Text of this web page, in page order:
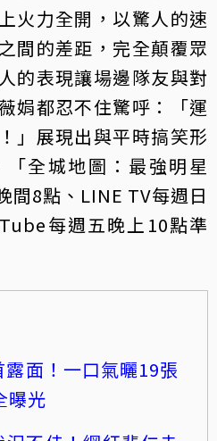
火力全開，以驚人的速
間的差距，完全顛覆眾
的表現讓場邊隊友與對
娟都忍不住驚呼：「運
」展現出與平時搞笑形
全城地圖：最強明星
間8點、LINE TV每週日
每週五晚上10點準
面！一口氣曬19張
曝光